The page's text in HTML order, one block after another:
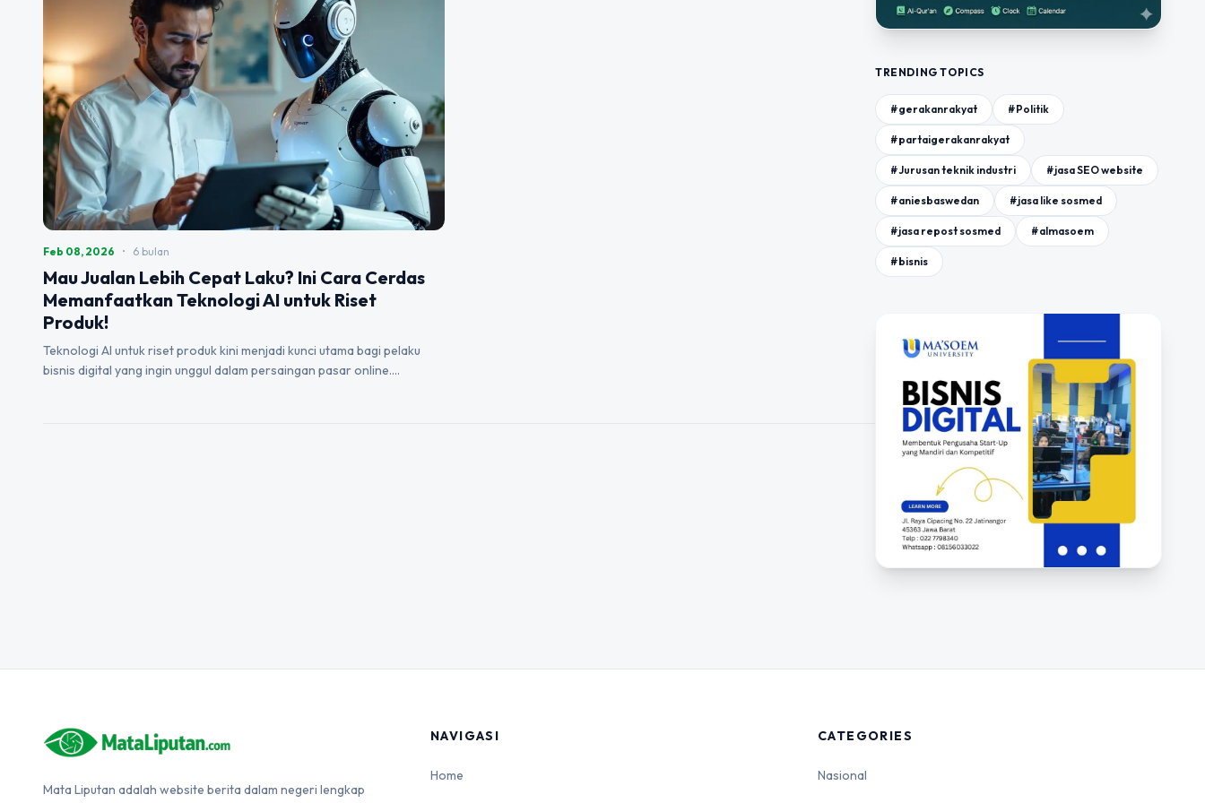
Feb 08, 2026 • 6 bulan
Mau Jualan Lebih Cepat Laku? Ini Cara Cerdas
Memanfaatkan Teknologi AI untuk Riset
Produk!
Teknologi AI untuk riset produk kini menjadi kunci utama bagi pelaku
bisnis digital yang ingin unggul dalam persaingan pasar online.…
TRENDING TOPICS
#gerakanrakyat #Politik
#partaigerakanrakyat
#Jurusan teknik industri #jasa SEO website
#aniesbaswedan #jasa like sosmed
#jasa repost sosmed #almasoem
#bisnis
Mata Liputan adalah website berita dalam negeri lengkap
NAVIGASI
Home
CATEGORIES
Nasional